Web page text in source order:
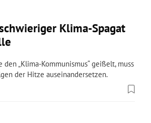
Klima-Spagat
den „Klima-Kommunismus“ geißelt, muss
der Hitze auseinandersetzen.